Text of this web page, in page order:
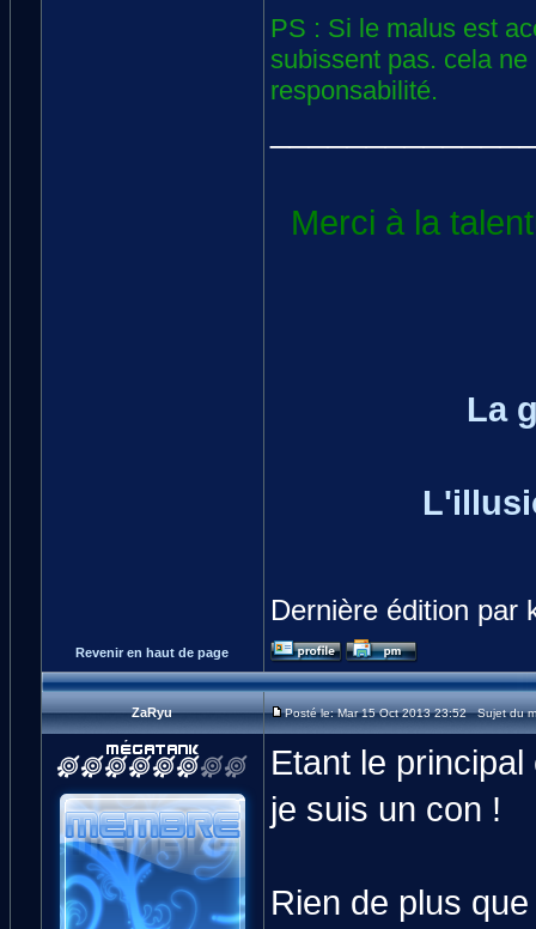
PS : Si le malus est
subissent pas. cela
responsabilité.
Merci à la
La
Dernière édition par
Revenir en haut de page
ZaRyu Posté le: Mar 15 Oct 2013 23:52 Sujet du
Etant le
je suis un con !
Rien de plus